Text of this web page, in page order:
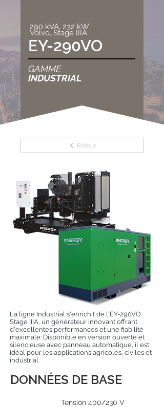
290 kVA, 232 kW
Volvo, Stage IIIA
EY-290VO
GAMME
INDUSTRIAL
Retour
La ligne Industrial s'enrichit de l'EY-290VO
Stage IIIA, un générateur innovant offrant
d'excellentes performances et une fiabilité
maximale. Disponible en version ouverte et
silencieuse avec panneau automatique, il est
idéal pour les applications agricoles, civiles et
industrial.
DONNÉES DE BASE
Tension 400/230 V